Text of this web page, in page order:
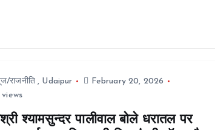
राजनीति, Udaipur
February 20, 2026
views
श्यामसुन्दर पालीवाल बोले धरातल पर